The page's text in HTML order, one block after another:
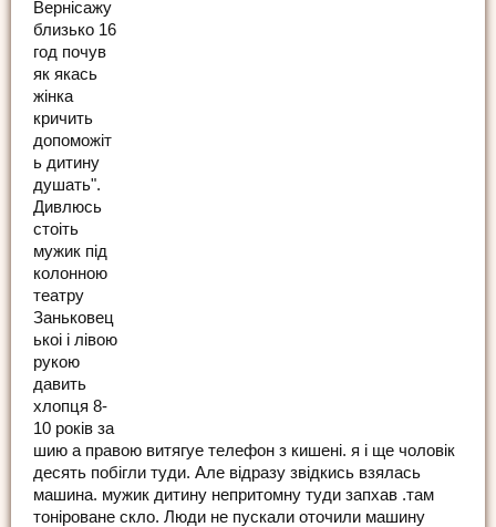
Вернiсажу
близько 16
год почув
як якась
жiнка
кричить
допоможiт
ь дитину
душать".
Дивлюсь
стоiть
мужик пiд
колонною
театру
Заньковец
ькоi i лiвою
рукою
давить
хлопця 8-
10 рокiв за
шию а правою витягуе телефон з кишенi. я i ще чоловiк
десять побiгли туди. Але вiдразу звiдкись взялась
машина. мужик дитину непритомну туди запхав .там
тонiроване скло. Люди не пускали оточили машину